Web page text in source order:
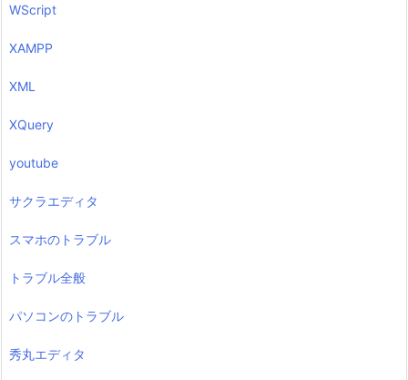
WScript
XAMPP
XML
XQuery
youtube
サクラエディタ
スマホのトラブル
トラブル全般
パソコンのトラブル
秀丸エディタ